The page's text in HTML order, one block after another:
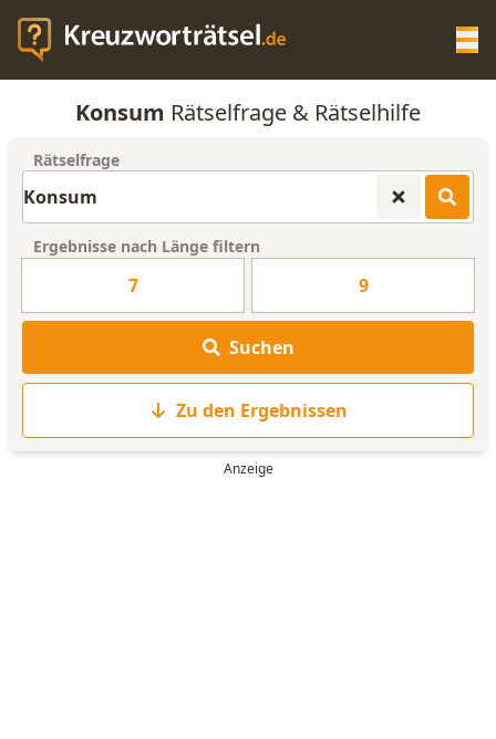
KREUZWORTRÄTSEL-HILFE
WORTLISTE
Konsum Rätselfrage & Rätselhilfe
Rätselfrage
Ergebnisse nach Länge filtern
7 9
Suchen
Zu den Ergebnissen